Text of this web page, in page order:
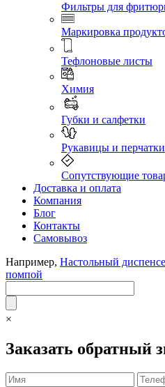
Фильтры для
Маркировка
Тефлоновые листы
Химия
Губки и салфетки
Рукавицы и перчатки
Сопутствующие
Доставка и оплата
Компания
Блог
Контакты
Самовывоз
Например, Настольный
помпой
×
Заказать обратный